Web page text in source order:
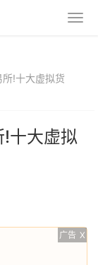
!十大虚拟货
十大虚拟
广告 X